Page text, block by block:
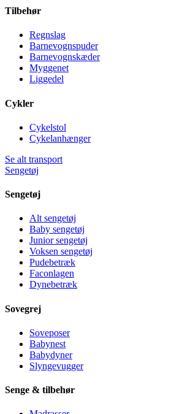
Tilbehør
Regnslag
Barnevognspuder
Barnevognskæder
Myggenet
Liggedel
Cykler
Cykelstol
Cykelanhænger
Se alt transport
Sengetøj
Sengetøj
Alt sengetøj
Baby sengetøj
Junior sengetøj
Voksen sengetøj
Pudebetræk
Faconlagen
Dynebetræk
Sovegrej
Soveposer
Babynest
Babydyner
Slyngevugger
Senge & tilbehør